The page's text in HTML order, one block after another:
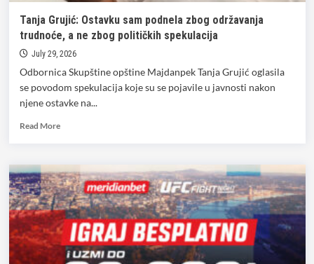
glas
za
Evropu“
Tanja Grujić: Ostavku sam podnela zbog održavanja
trudnoće, a ne zbog političkih spekulacija
July 29, 2026
Odbornica Skupštine opštine Majdanpek Tanja Grujić oglasila
se povodom spekulacija koje su se pojavile u javnosti nakon
njene ostavke na...
Read MoreRead
Tanja
Grujić:
Ostavku
sam
podnela
zbog
održavanja
trudnoće,